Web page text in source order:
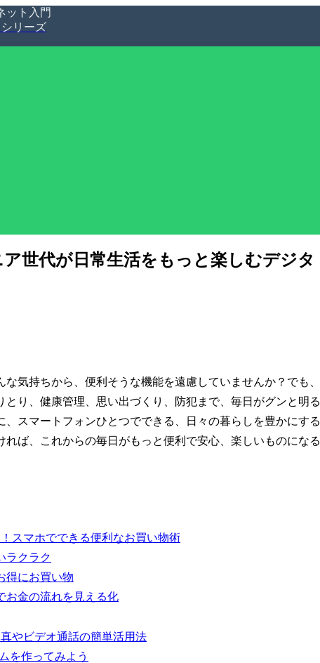
ット入門
リーズ
世代が日常生活をもっと楽しむデジタ
気持ちから、便利そうな機能を遠慮していませんか？でも、
り、健康管理、思い出づくり、防犯まで、毎日がグンと明る
スマートフォンひとつでできる、日々の暮らしを豊かにする
ば、これからの毎日がもっと便利で安心、楽しいものになる
スマホでできる便利なお買い物術
ラクラク
得にお買い物
お金の流れを見える化
やビデオ通話の簡単活用法
を作ってみよう